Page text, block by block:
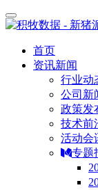
首页
资讯新闻
行业动
公司新
政策发
技术前
活动会
专题